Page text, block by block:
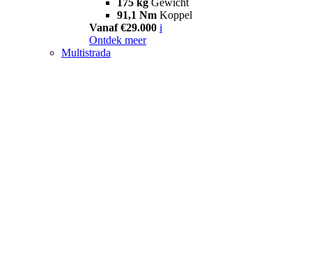
91,1 Nm Koppel
Vanaf €29.000 i
Ontdek meer
Multistrada